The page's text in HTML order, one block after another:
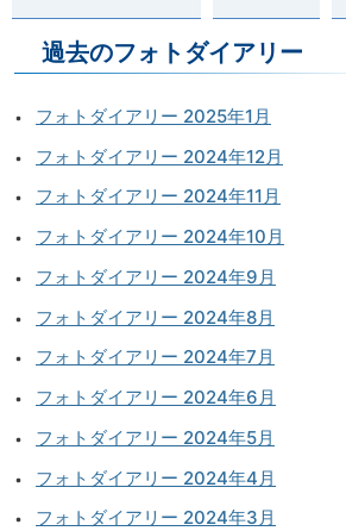
過去のフォトダイアリー
フォトダイアリー 2025年1月
フォトダイアリー 2024年12月
フォトダイアリー 2024年11月
フォトダイアリー 2024年10月
フォトダイアリー 2024年9月
フォトダイアリー 2024年8月
フォトダイアリー 2024年7月
フォトダイアリー 2024年6月
フォトダイアリー 2024年5月
フォトダイアリー 2024年4月
フォトダイアリー 2024年3月